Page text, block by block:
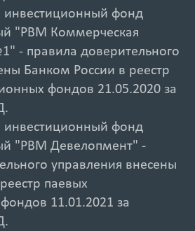
инвестиционный фонд
"РВМ Коммерческая
- правила доверительного
Банком России в реестр
фондов 21.05.2020 за
инвестиционный фонд
"РВМ Девелопмент" -
управления внесены
паевых
11.01.2021 за